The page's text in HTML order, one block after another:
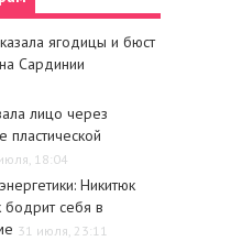
ягодицы и бюст
Сардинии
лицо через
пластической
18:04
Никитюк
бодрит себя в
31 июля, 23:11